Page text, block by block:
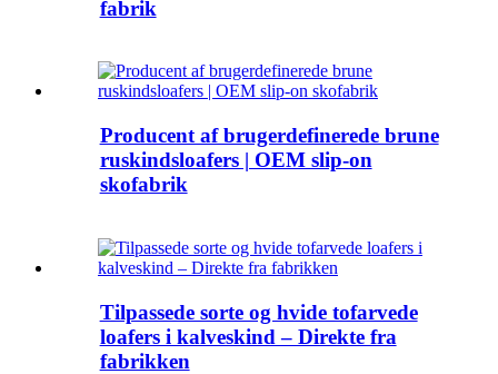
fabrik
Producent af brugerdefinerede brune
ruskindsloafers | OEM slip-on
skofabrik
Tilpassede sorte og hvide tofarvede
loafers i kalveskind – Direkte fra
fabrikken